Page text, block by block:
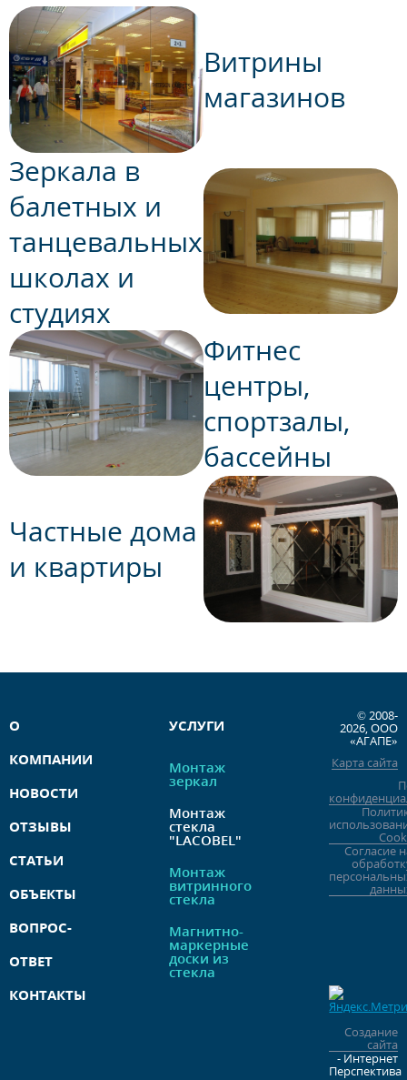
качественные материалы - качественная
работа. Дали гарантию 2 года.
Витрины
магазинов
Зеркала в
балетных и
танцевальных
школах и
студиях
Фитнес
центры,
спортзалы,
бассейны
Частные дома
и квартиры
О
КОМПАНИИ
НОВОСТИ
ОТЗЫВЫ
СТАТЬИ
ОБЪЕКТЫ
ВОПРОС-
ОТВЕТ
КОНТАКТЫ
УСЛУГИ
Монтаж
зеркал
Монтаж
стекла
"LACOBEL"
Монтаж
витринного
стекла
Магнитно-
маркерные
доски из
стекла
© 2008-
2026, ООО
«АГАПЕ»
Карта сайта
Согласие
Создание
сайта
- Интернет
Перспектива